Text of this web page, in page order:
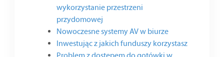
wykorzystanie przestrzeni
przydomowej
Nowoczesne systemy AV w biurze
Inwestując z jakich funduszy korzystasz